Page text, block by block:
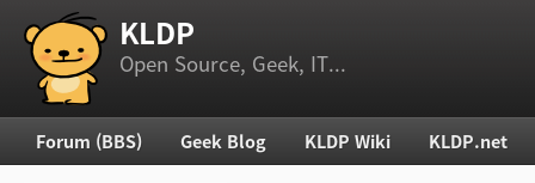
부 메뉴 KLDP
Open Source, Geek, IT...
주 메뉴
Forum (BBS) Geek Blog KLDP Wiki KLDP.net